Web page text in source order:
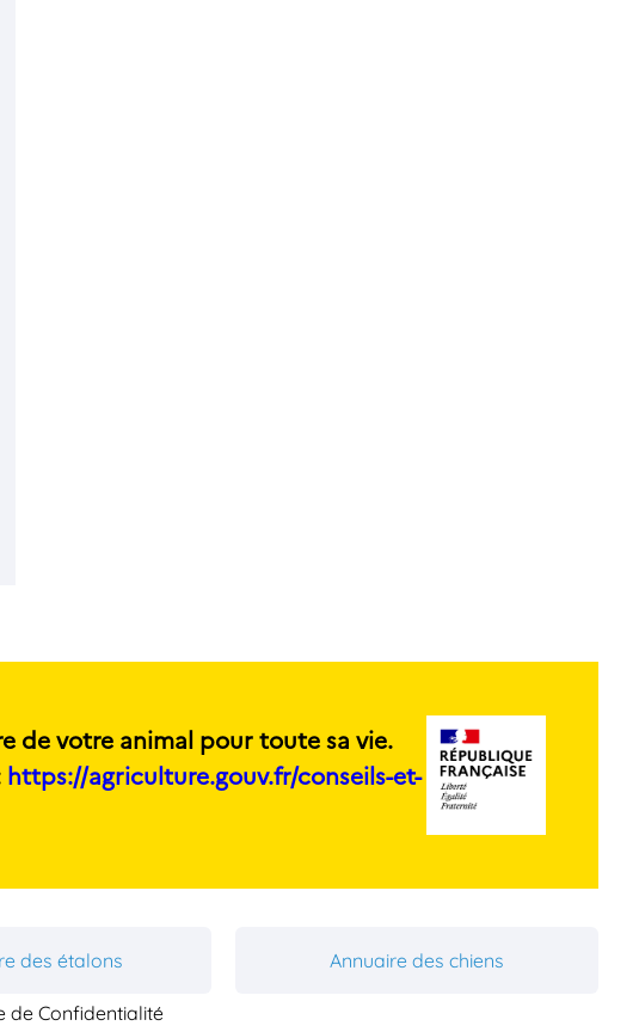
de votre animal pour toute sa vie.
https://agriculture.gouv.fr/conseils-et-
des étalons Annuaire des chiens
de Confidentialité